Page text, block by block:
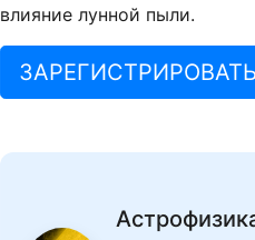
влияние лунной пыли.